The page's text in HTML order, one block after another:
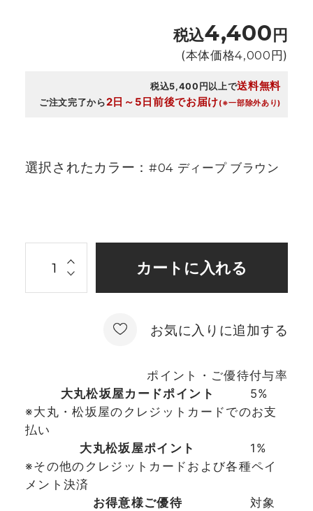
税込4,400円
(本体価格4,000円)
税込5,400円以上で送料無料
ご注文完了から2日～5日前後でお届け(※一部除外あり)
選択されたカラー： #04 ディープ ブラウン
お気に入りに追加する
ポイント・ご優待付与率
大丸松坂屋カードポイント
5%
※大丸・松坂屋のクレジットカードでのお支
払い
大丸松坂屋ポイント
1%
※その他のクレジットカードおよび各種ペイ
メント決済
お得意様ご優待
対象